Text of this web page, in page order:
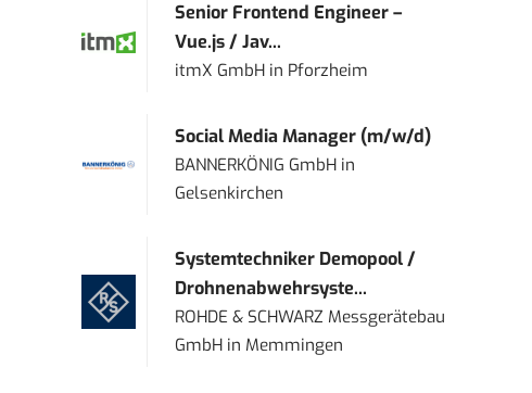
Senior Frontend Engineer –
Vue.js / Jav...
itmX GmbH in Pforzheim
Social Media Manager (m/w/d)
BANNERKÖNIG GmbH in
Gelsenkirchen
Systemtechniker Demopool /
Drohnenabwehrsyste...
ROHDE & SCHWARZ Messgerätebau
GmbH in Memmingen